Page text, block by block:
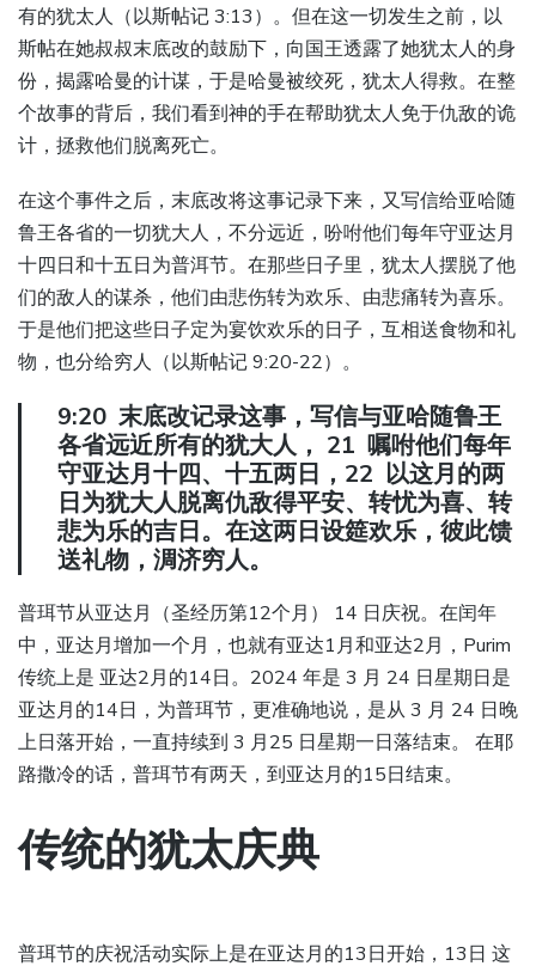
有的犹太人（以斯帖记 3:13）。但在这一切发生之前，以
斯帖在她叔叔末底改的鼓励下，向国王透露了她犹太人的身
份，揭露哈曼的计谋，于是哈曼被绞死，犹太人得救。在整
个故事的背后，我们看到神的手在帮助犹太人免于仇敌的诡
计，拯救他们脱离死亡。
在这个事件之后，末底改将这事记录下来，又写信给亚哈随
鲁王各省的一切犹大人，不分远近，吩咐他们每年守亚达月
十四日和十五日为普洱节。在那些日子里，犹太人摆脱了他
们的敌人的谋杀，他们由悲伤转为欢乐、由悲痛转为喜乐。
于是他们把这些日子定为宴饮欢乐的日子，互相送食物和礼
物，也分给穷人（以斯帖记 9:20-22）。
9:20 末底改记录这事，写信与亚哈随鲁王
各省远近所有的犹大人， 21 嘱咐他们每年
守亚达月十四、十五两日，22 以这月的两
日为犹大人脱离仇敌得平安、转忧为喜、转
悲为乐的吉日。在这两日设筵欢乐，彼此馈
送礼物，淍济穷人。
普珥节从亚达月（圣经历第12个月） 14 日庆祝。在闰年
中，亚达月增加一个月，也就有亚达1月和亚达2月，Purim
传统上是 亚达2月的14日。2024 年是 3 月 24 日星期日是
亚达月的14日，为普珥节，更准确地说，是从 3 月 24 日晚
上日落开始，一直持续到 3 月25 日星期一日落结束。 在耶
路撒冷的话，普珥节有两天，到亚达月的15日结束。
传统的犹太庆典
普珥节的庆祝活动实际上是在亚达月的13日开始，13日 这